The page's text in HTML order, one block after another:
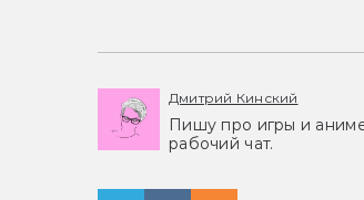
Дмитрий Кинский
Пишу про игры и
рабочий чат.